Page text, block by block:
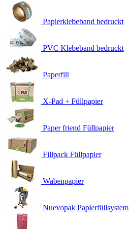
Papierklebeband bedruckt
PVC Klebeband bedruckt
Paperfill
X-Pad + Füllpapier
Paper friend Füllpapier
Fillpack Füllpapier
Wabenpapier
Nuevopak Papierfüllsystem